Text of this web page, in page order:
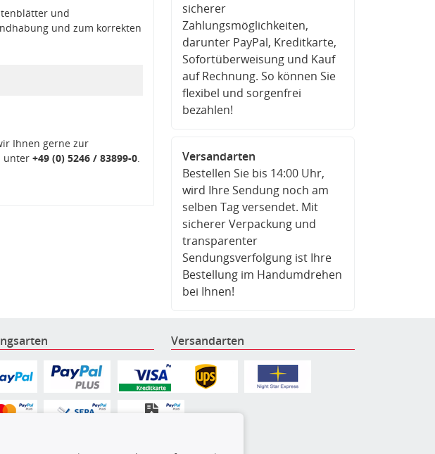
und
und zum korrekten
Ihnen gerne zur
unter +49 (0) 5246 / 83899-0.
sicherer
Zahlungsmöglichkeiten,
darunter PayPal, Kreditkarte,
Sofortüberweisung und Kauf
auf Rechnung. So können Sie
flexibel und sorgenfrei
bezahlen!
Versandarten
Bestellen Sie bis 14:00 Uhr,
wird Ihre Sendung noch am
selben Tag versendet. Mit
sicherer Verpackung und
transparenter
Sendungsverfolgung ist Ihre
Bestellung im Handumdrehen
bei Ihnen!
Versandarten